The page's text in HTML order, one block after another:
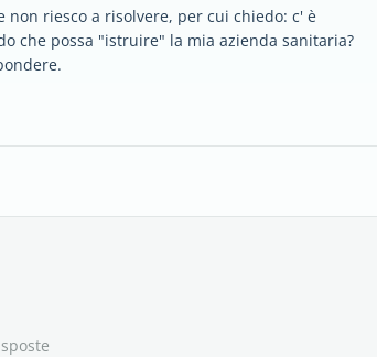
non riesco a risolvere, per cui chiedo: c' è
che possa "istruire" la mia azienda sanitaria?